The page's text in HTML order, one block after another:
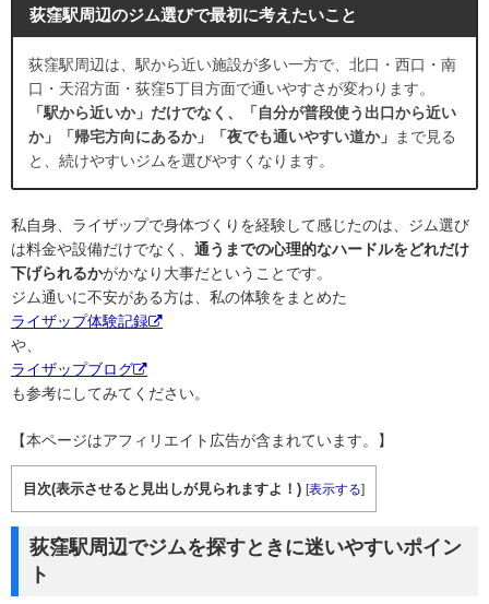
荻窪駅周辺のジム選びで最初に考えたいこと
荻窪駅周辺は、駅から近い施設が多い一方で、北口・西口・南
口・天沼方面・荻窪5丁目方面で通いやすさが変わります。
「駅から近いか」だけでなく、「自分が普段使う出口から近い
か」「帰宅方向にあるか」「夜でも通いやすい道か」
まで見る
と、続けやすいジムを選びやすくなります。
私自身、ライザップで身体づくりを経験して感じたのは、ジム選び
は料金や設備だけでなく、 通うまでの心理的なハードルをどれだけ
下げられるかがかなり大事だということです。
ジム通いに不安がある方は、私の体験をまとめた
ライザップ体験記録
や、
ライザップブログ
も参考にしてみてください。
【本ページはアフィリエイト広告が含まれています。】
目次(表示させると見出しが見られますよ！) [表示する]
荻窪駅周辺でジムを探すときに迷いやすいポイン
ト